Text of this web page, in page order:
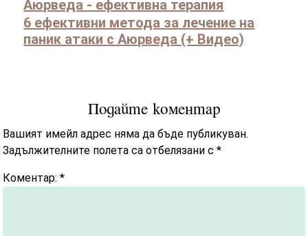
Аюрведа - ефективна терапия
6 ефективни метода за лечение на
паник атаки с Аюрведа (+ Видео)
Подайте коментар
Вашият имейл адрес няма да бъде публикуван.
Задължителните полета са отбелязани с*
Коментар:*